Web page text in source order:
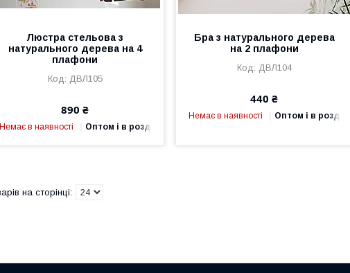
Люстра стельова з
натурального дерева на 4
плафони
ДВЛ105
890 ₴
Немає в наявності Оптом і в роздріб
Бра з натурального дерева
на 2 плафони
ДВЛ104
440 ₴
Немає в наявності Оптом і в роздріб